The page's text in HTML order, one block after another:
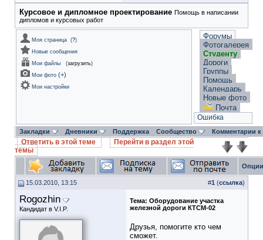
Курсовое и дипломное проектирование Помощь в написании
дипломов и курсовых работ
Моя страница (?)
Новые сообщения
Мои файлы
(загрузить)
Мои фото (+)
Мои настройки
Форумы
Фотогалерея
Студенту
Дороги
Группы
Помощь
Календарь
Новые фото
Почта
Ошибка
Закладки Дневники Поддержка Сообщество Комментарии
Ответить в этой теме
Перейти в раздел этой
темы
15.03.2010, 13:15 #1 (ссылка)
Rogozhin
Кандидат в V.I.P.
Тема: Оборудование участка
железной дороги КТСМ-02
Друзья, помогите кто чем
сможет.